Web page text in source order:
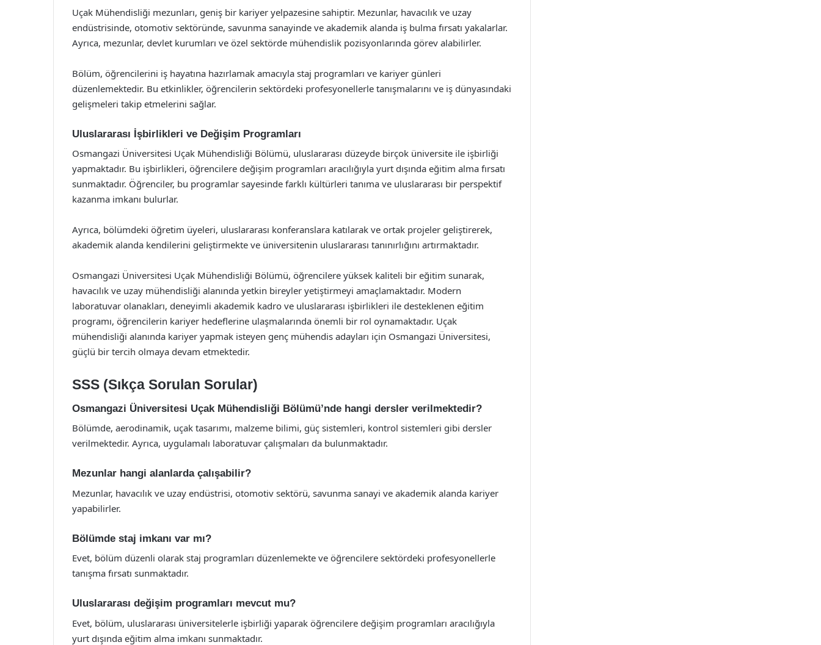
Uçak Mühendisliği mezunları, geniş bir kariyer yelpazesine sahiptir. Mezunlar, havacılık ve uzay
endüstrisinde, otomotiv sektöründe, savunma sanayinde ve akademik alanda iş bulma fırsatı yakalarlar.
Ayrıca, mezunlar, devlet kurumları ve özel sektörde mühendislik pozisyonlarında görev alabilirler.
Bölüm, öğrencilerini iş hayatına hazırlamak amacıyla staj programları ve kariyer günleri
düzenlemektedir. Bu etkinlikler, öğrencilerin sektördeki profesyonellerle tanışmalarını ve iş dünyasındaki
gelişmeleri takip etmelerini sağlar.
Uluslararası İşbirlikleri ve Değişim Programları
Osmangazi Üniversitesi Uçak Mühendisliği Bölümü, uluslararası düzeyde birçok üniversite ile işbirliği
yapmaktadır. Bu işbirlikleri, öğrencilere değişim programları aracılığıyla yurt dışında eğitim alma fırsatı
sunmaktadır. Öğrenciler, bu programlar sayesinde farklı kültürleri tanıma ve uluslararası bir perspektif
kazanma imkanı bulurlar.
Ayrıca, bölümdeki öğretim üyeleri, uluslararası konferanslara katılarak ve ortak projeler geliştirerek,
akademik alanda kendilerini geliştirmekte ve üniversitenin uluslararası tanınırlığını artırmaktadır.
Osmangazi Üniversitesi Uçak Mühendisliği Bölümü, öğrencilere yüksek kaliteli bir eğitim sunarak,
havacılık ve uzay mühendisliği alanında yetkin bireyler yetiştirmeyi amaçlamaktadır. Modern
laboratuvar olanakları, deneyimli akademik kadro ve uluslararası işbirlikleri ile desteklenen eğitim
programı, öğrencilerin kariyer hedeflerine ulaşmalarında önemli bir rol oynamaktadır. Uçak
mühendisliği alanında kariyer yapmak isteyen genç mühendis adayları için Osmangazi Üniversitesi,
güçlü bir tercih olmaya devam etmektedir.
SSS (Sıkça Sorulan Sorular)
Osmangazi Üniversitesi Uçak Mühendisliği Bölümü’nde hangi dersler verilmektedir?
Bölümde, aerodinamik, uçak tasarımı, malzeme bilimi, güç sistemleri, kontrol sistemleri gibi dersler
verilmektedir. Ayrıca, uygulamalı laboratuvar çalışmaları da bulunmaktadır.
Mezunlar hangi alanlarda çalışabilir?
Mezunlar, havacılık ve uzay endüstrisi, otomotiv sektörü, savunma sanayi ve akademik alanda kariyer
yapabilirler.
Bölümde staj imkanı var mı?
Evet, bölüm düzenli olarak staj programları düzenlemekte ve öğrencilere sektördeki profesyonellerle
tanışma fırsatı sunmaktadır.
Uluslararası değişim programları mevcut mu?
Evet, bölüm, uluslararası üniversitelerle işbirliği yaparak öğrencilere değişim programları aracılığıyla
yurt dışında eğitim alma imkanı sunmaktadır.